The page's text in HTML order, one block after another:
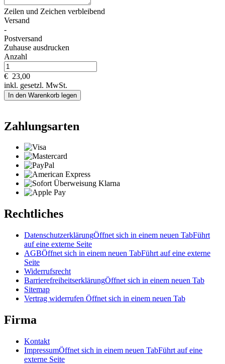
Zeilen und Zeichen verbleibend
Versand
-
Postversand
Zuhause ausdrucken
Anzahl
€ 23,00
inkl. gesetzl. MwSt.
In den Warenkorb legen
Zahlungsarten
Rechtliches
DatenschutzerklärungÖffnet sich in einem neuen TabFührt
auf eine externe Seite
AGBÖffnet sich in einem neuen TabFührt auf eine externe
Seite
Widerrufsrecht
BarrierefreiheitserklärungÖffnet sich in einem neuen Tab
Sitemap
Vertrag widerrufen Öffnet sich in einem neuen Tab
Firma
Kontakt
ImpressumÖffnet sich in einem neuen TabFührt auf eine
externe Seite